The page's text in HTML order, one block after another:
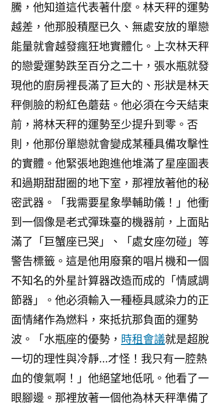
騰，他知道這代表著什麼。林天秤的運勢
越差，他那股積壓已久、無處安放的單戀
能量就會越發瘋狂地實體化。上次林天秤
的戀愛運勢跌至百分之二十，張水瓶就發
現他的廚房裡長滿了巨大的、形狀是林天
秤側臉的粉紅色蘑菇。他必須在今天結束
前，將林天秤的運勢至少提升到零。否
則，他那份單戀就會變成某種具備攻擊性
的實體。他緊張地跑進他堆滿了星座圖表
和過期甜甜圈的地下室，那裡放著他的秘
密武器。「我需要星象學輔助儀！」他衝
到一個像是老式彈珠臺的機器前，上面貼
滿了「巨蟹座已哭」、「處女座勿碰」等
警告標籤。這是他用廢棄的唱片機和一個
不知名的外星計算器改造而成的「情感調
節器」。他必須輸入一種極具感染力的正
面情緒作為燃料，來抵抗那負面的運勢
波。「水瓶座的優勢， 時租會議就是超脫
一切的理性與冷靜…才怪！我只有一腔熱
血的傻氣啊！」他絕望地低吼。他看了一
眼腳邊。那裡放著一個他為林天秤準備了